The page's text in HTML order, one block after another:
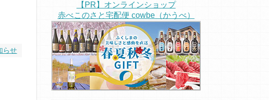
らせ
【PR】オンラインショップ
赤べこのさと宅配便 cowbe（かうべ）